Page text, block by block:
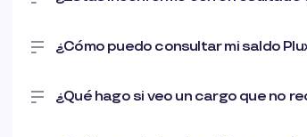
¿Cómo puedo consultar mi saldo
¿Qué hago si veo un cargo que no